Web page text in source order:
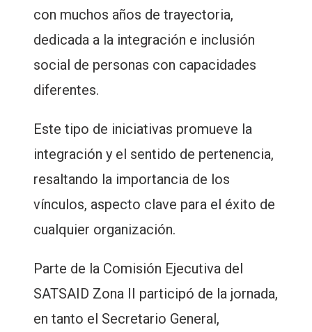
con muchos años de trayectoria,
dedicada a la integración e inclusión
social de personas con capacidades
diferentes.
Este tipo de iniciativas promueve la
integración y el sentido de pertenencia,
resaltando la importancia de los
vínculos, aspecto clave para el éxito de
cualquier organización.
Parte de la Comisión Ejecutiva del
SATSAID Zona II participó de la jornada,
en tanto el Secretario General,